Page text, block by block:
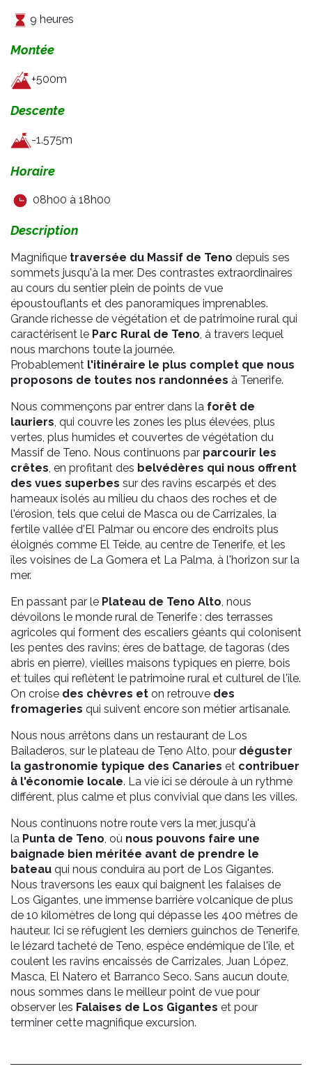
9 heures
Montée
+500m
Descente
-1.575m
Horaire
08h00 à 18h00
Description
Magnifique traversée du Massif de Teno depuis ses
sommets jusqu'à la mer. Des contrastes extraordinaires
au cours du sentier plein de points de vue
époustouflants et des panoramiques imprenables.
Grande richesse de végétation et de patrimoine rural qui
caractérisent le Parc Rural de Teno , à travers lequel
nous marchons toute la journée.
Probablement l'itinéraire le plus complet que nous
proposons de toutes nos randonnées à Tenerife.
Nous commençons par entrer dans la forêt de
lauriers , qui couvre les zones les plus élevées, plus
vertes, plus humides et couvertes de végétation du
Massif de Teno. Nous continuons par parcourir les
crêtes , en profitant des belvédères qui nous offrent
des vues superbes sur des ravins escarpés et des
hameaux isolés au milieu du chaos des roches et de
l'érosion, tels que celui de Masca ou de Carrizales, la
fertile vallée d'El Palmar ou encore des endroits plus
éloignés comme El Teide, au centre de Tenerife, et les
îles voisines de La Gomera et La Palma, à l'horizon sur la
mer.
En passant par le Plateau de Teno Alto , nous
dévoilons le monde rural de Tenerife : des terrasses
agricoles qui forment des escaliers géants qui colonisent
les pentes des ravins; ères de battage, de tagoras (des
abris en pierre), vieilles maisons typiques en pierre, bois
et tuiles qui reflètent le patrimoine rural et culturel de l'île.
On croise des chèvres et on retrouve des
fromageries qui suivent encore son métier artisanale.
Nous nous arrêtons dans un restaurant de Los
Bailaderos, sur le plateau de Teno Alto, pour déguster
la gastronomie typique des Canaries et contribuer
à l'économie locale. La vie ici se déroule à un rythme
différent, plus calme et plus convivial que dans les villes.
Nous continuons notre route vers la mer, jusqu'à
la Punta de Teno , où nous pouvons faire une
baignade bien méritée avant de prendre le
bateau qui nous conduira au port de Los Gigantes.
Nous traversons les eaux qui baignent les falaises de
Los Gigantes, une immense barrière volcanique de plus
de 10 kilomètres de long qui dépasse les 400 mètres de
hauteur. Ici se réfugient les derniers guinchos de Tenerife,
le lézard tacheté de Teno, espèce endémique de l'île, et
coulent les ravins encaissés de Carrizales, Juan López,
Masca, El Natero et Barranco Seco. Sans aucun doute,
nous sommes dans le meilleur point de vue pour
observer les Falaises de Los Gigantes et pour
terminer cette magnifique excursion.